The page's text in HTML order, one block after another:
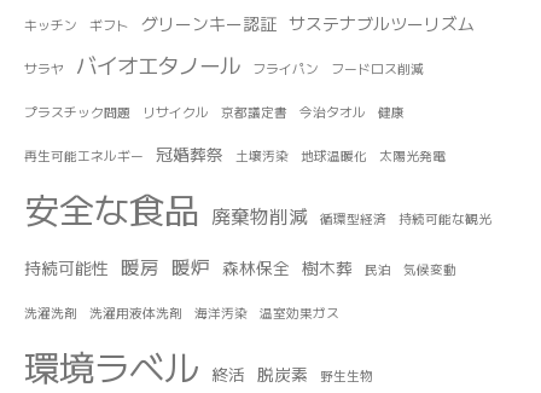
キッチン ギフト グリーンキー認証 サステナブルツーリズム
サラヤ バイオエタノール フライパン フードロス削減
プラスチック問題 リサイクル 京都議定書 今治タオル 健康
再生可能エネルギー 冠婚葬祭 土壌汚染 地球温暖化 太陽光発電
安全な食品 廃棄物削減 循環型経済 持続可能な観光
持続可能性 暖房 暖炉 森林保全 樹木葬 民泊 気候変動
洗濯洗剤 洗濯用液体洗剤 海洋汚染 温室効果ガス
環境ラベル 終活 脱炭素 野生生物